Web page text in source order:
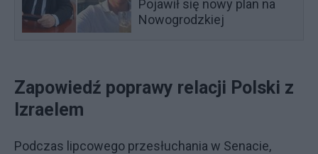
Pojawił się nowy plan na
Nowogrodzkiej
Zapowiedź poprawy relacji Polski z
Izraelem
Podczas lipcowego przesłuchania w Senacie,